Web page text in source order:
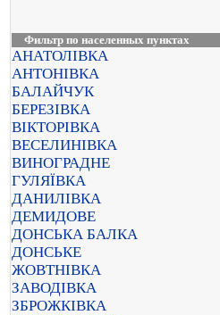
Фильтр по населенных пунктах
АНАТОЛІВКА
АНТОНІВКА
БАЛАЙЧУК
БЕРЕЗІВКА
ВІКТОРІВКА
ВЕСЕЛИНІВКА
ВИНОГРАДНЕ
ГУЛЯЇВКА
ДАНИЛІВКА
ДЕМИДОВЕ
ДОНСЬКА БАЛКА
ДОНСЬКЕ
ЖОВТНІВКА
ЗАВОДІВКА
ЗБРОЖКІВКА